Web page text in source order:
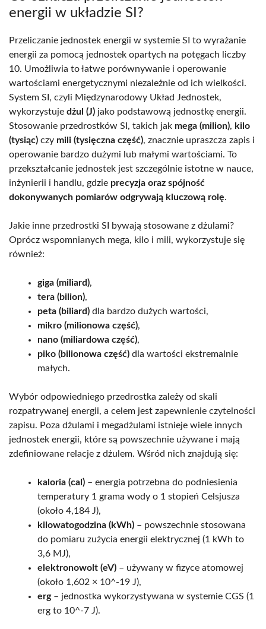
energii w układzie SI?
Przeliczanie jednostek energii w systemie SI to wyrażanie
energii za pomocą jednostek opartych na potęgach liczby
10. Umożliwia to łatwe porównywanie i operowanie
wartościami energetycznymi niezależnie od ich wielkości.
System SI, czyli Międzynarodowy Układ Jednostek,
wykorzystuje dżul (J) jako podstawową jednostkę energii.
Stosowanie przedrostków SI, takich jak mega (milion), kilo
(tysiąc) czy mili (tysięczna część), znacznie upraszcza zapis i
operowanie bardzo dużymi lub małymi wartościami. To
przekształcanie jednostek jest szczególnie istotne w nauce,
inżynierii i handlu, gdzie precyzja oraz spójność
dokonywanych pomiarów odgrywają kluczową rolę.
Jakie inne przedrostki SI bywają stosowane z dżulami?
Oprócz wspomnianych mega, kilo i mili, wykorzystuje się
również:
giga (miliard),
tera (bilion),
peta (biliard) dla bardzo dużych wartości,
mikro (milionowa część),
nano (miliardowa część),
piko (bilionowa część) dla wartości ekstremalnie
małych.
Wybór odpowiedniego przedrostka zależy od skali
rozpatrywanej energii, a celem jest zapewnienie czytelności
zapisu. Poza dżulami i megadżulami istnieje wiele innych
jednostek energii, które są powszechnie używane i mają
zdefiniowane relacje z dżulem. Wśród nich znajdują się:
kaloria (cal) – energia potrzebna do podniesienia
temperatury 1 grama wody o 1 stopień Celsjusza
(około 4,184 J),
kilowatogodzina (kWh) – powszechnie stosowana
do pomiaru zużycia energii elektrycznej (1 kWh to
3,6 MJ),
elektronowolt (eV) – używany w fizyce atomowej
(około 1,602 × 10^-19 J),
erg– jednostka wykorzystywana w systemie CGS (1
erg to 10^-7 J).